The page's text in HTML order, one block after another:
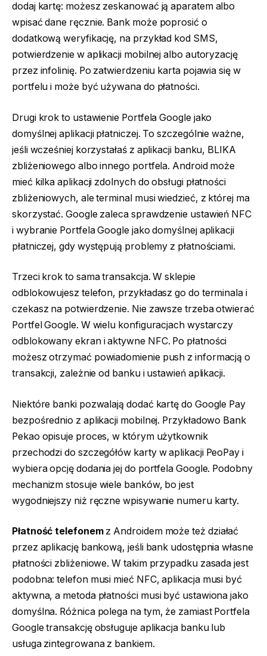
dodaj kartę: możesz zeskanować ją aparatem albo
wpisać dane ręcznie. Bank może poprosić o
dodatkową weryfikację, na przykład kod SMS,
potwierdzenie w aplikacji mobilnej albo autoryzację
przez infolinię. Po zatwierdzeniu karta pojawia się w
portfelu i może być używana do płatności.
Drugi krok to ustawienie Portfela Google jako
domyślnej aplikacji płatniczej. To szczególnie ważne,
jeśli wcześniej korzystałaś z aplikacji banku, BLIKA
zbliżeniowego albo innego portfela. Android może
mieć kilka aplikacji zdolnych do obsługi płatności
zbliżeniowych, ale terminal musi wiedzieć, z której ma
skorzystać. Google zaleca sprawdzenie ustawień NFC
i wybranie Portfela Google jako domyślnej aplikacji
płatniczej, gdy występują problemy z płatnościami.
Trzeci krok to sama transakcja. W sklepie
odblokowujesz telefon, przykładasz go do terminala i
czekasz na potwierdzenie. Nie zawsze trzeba otwierać
Portfel Google. W wielu konfiguracjach wystarczy
odblokowany ekran i aktywne NFC. Po płatności
możesz otrzymać powiadomienie push z informacją o
transakcji, zależnie od banku i ustawień aplikacji.
Niektóre banki pozwalają dodać kartę do Google Pay
bezpośrednio z aplikacji mobilnej. Przykładowo Bank
Pekao opisuje proces, w którym użytkownik
przechodzi do szczegółów karty w aplikacji PeoPay i
wybiera opcję dodania jej do portfela Google. Podobny
mechanizm stosuje wiele banków, bo jest
wygodniejszy niż ręczne wpisywanie numeru karty.
Płatność telefonemz Androidem może też działać
przez aplikację bankową, jeśli bank udostępnia własne
płatności zbliżeniowe. W takim przypadku zasada jest
podobna: telefon musi mieć NFC, aplikacja musi być
aktywna, a metoda płatności musi być ustawiona jako
domyślna. Różnica polega na tym, że zamiast Portfela
Google transakcję obsługuje aplikacja banku lub
usługa zintegrowana z bankiem.